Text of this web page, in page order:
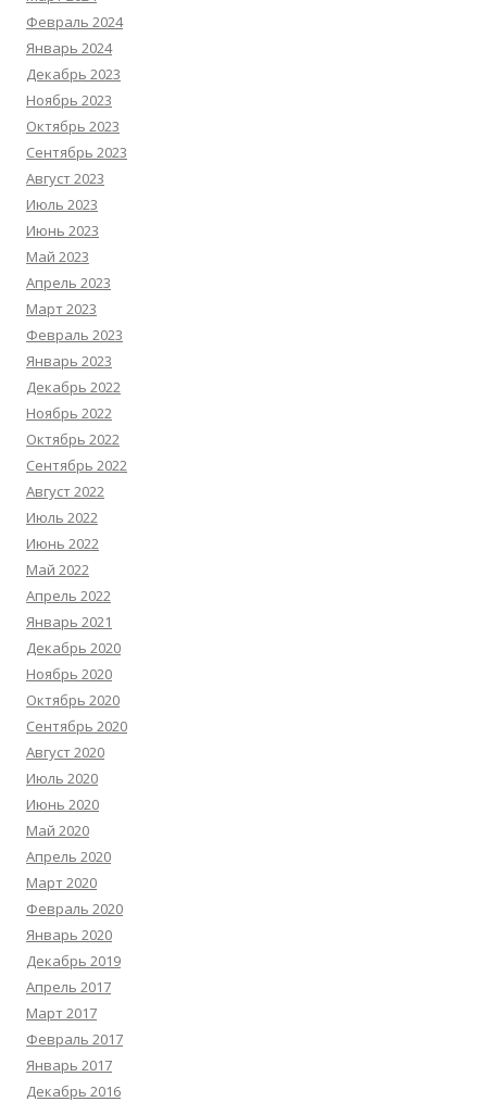
Февраль 2024
Январь 2024
Декабрь 2023
Ноябрь 2023
Октябрь 2023
Сентябрь 2023
Август 2023
Июль 2023
Июнь 2023
Май 2023
Апрель 2023
Март 2023
Февраль 2023
Январь 2023
Декабрь 2022
Ноябрь 2022
Октябрь 2022
Сентябрь 2022
Август 2022
Июль 2022
Июнь 2022
Май 2022
Апрель 2022
Январь 2021
Декабрь 2020
Ноябрь 2020
Октябрь 2020
Сентябрь 2020
Август 2020
Июль 2020
Июнь 2020
Май 2020
Апрель 2020
Март 2020
Февраль 2020
Январь 2020
Декабрь 2019
Апрель 2017
Март 2017
Февраль 2017
Январь 2017
Декабрь 2016